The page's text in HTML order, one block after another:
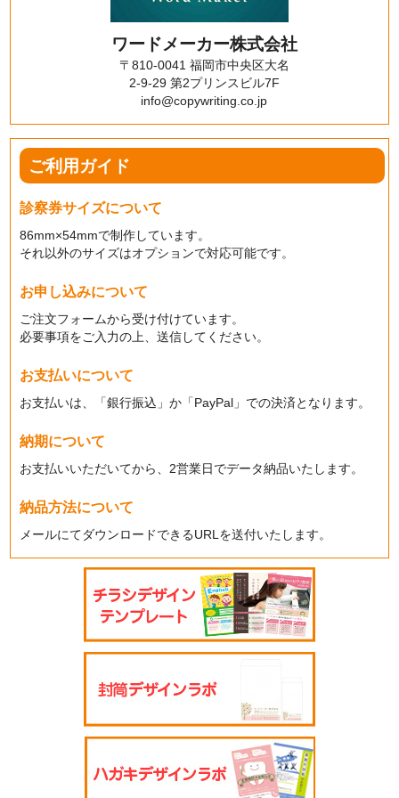
ワードメーカー株式会社
〒810-0041 福岡市中央区大名
2-9-29 第2プリンスビル7F
info@copywriting.co.jp
ご利用ガイド
診察券サイズについて
86mm×54mmで制作しています。
それ以外のサイズはオプションで対応可能です。
お申し込みについて
ご注文フォームから受け付けています。
必要事項をご入力の上、送信してください。
お支払いについて
お支払いは、「銀行振込」か「PayPal」での決済となります。
納期について
お支払いいただいてから、2営業日でデータ納品いたします。
納品方法について
メールにてダウンロードできるURLを送付いたします。